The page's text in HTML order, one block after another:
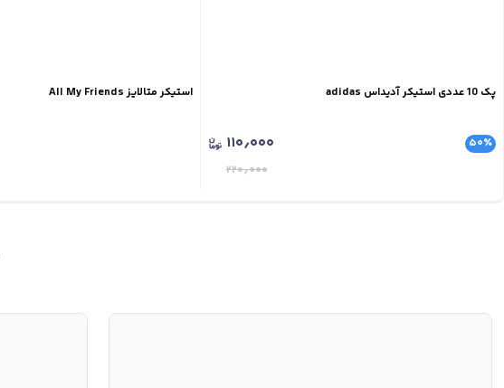
پک 10 عددی استیکر آدیداس adidas
۵۰٪ ۱۱۰٫۰۰۰
۲۲۰٫۰۰۰
استیکر متالایز All My Friends